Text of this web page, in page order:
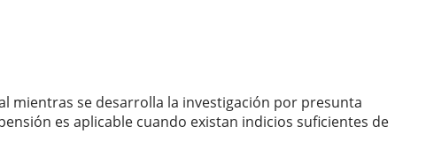
mientras se desarrolla la investigación por presunta
es aplicable cuando existan indicios suficientes de